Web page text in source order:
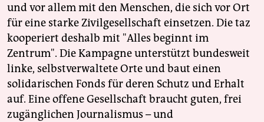
und vor allem mit den Menschen, die sich vor Ort
für eine starke Zivilgesellschaft einsetzen. Die taz
kooperiert deshalb mit "Alles beginnt im
Zentrum". Die Kampagne unterstützt bundesweit
linke, selbstverwaltete Orte und baut einen
solidarischen Fonds für deren Schutz und Erhalt
auf. Eine offene Gesellschaft braucht guten, frei
zugänglichen Journalismus – und